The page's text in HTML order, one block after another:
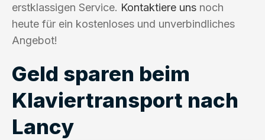
erstklassigen Service. Kontaktiere uns noch
heute für ein kostenloses und unverbindliches
Angebot!
Geld sparen beim
Klaviertransport nach
Lancy